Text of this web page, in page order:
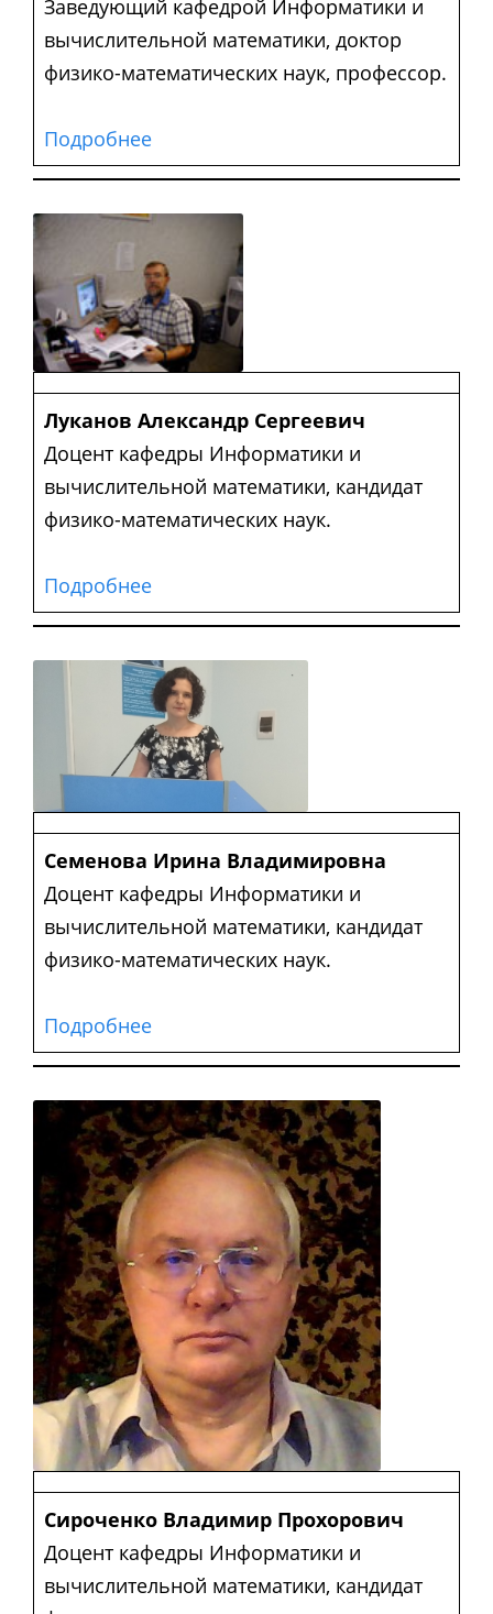
Заведующий кафедрой Информатики и
вычислительной математики, доктор
физико-математических наук, профессор.
Подробнее
Луканов Александр Сергеевич
Доцент кафедры Информатики и
вычислительной математики, кандидат
физико-математических наук.
Подробнее
Семенова Ирина Владимировна
Доцент кафедры Информатики и
вычислительной математики, кандидат
физико-математических наук.
Подробнее
Сироченко Владимир Прохорович
Доцент кафедры Информатики и
вычислительной математики, кандидат